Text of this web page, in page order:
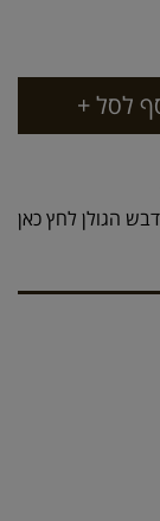
הגולן לחץ כאן